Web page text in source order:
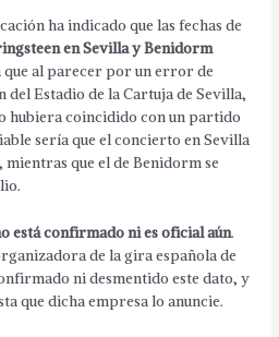
ha indicado que las fechas de
en Sevilla y Benidorm
que al parecer por un error de
Estadio de la Cartuja de Sevilla,
hubiera coincidido con un partido
sería que el concierto en Sevilla
que el de Benidorm se
está confirmado ni es oficial aún.
de la gira española de
ni desmentido este dato, y
que dicha empresa lo anuncie.